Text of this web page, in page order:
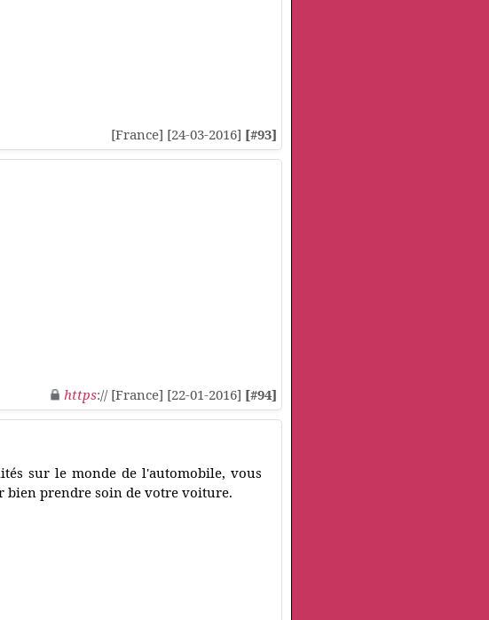
[France] [24-03-2016] [#93]
https:// [France] [22-01-2016] [#94]
sur le monde de l'automobile, vous
bien prendre soin de votre voiture.